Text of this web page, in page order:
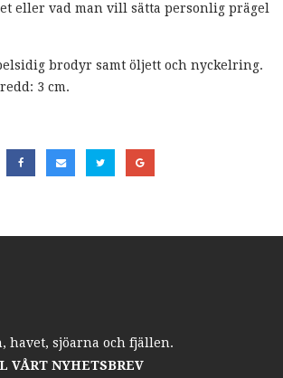
eller vad man vill sätta personlig prägel
brodyr samt öljett och nyckelring.
3 cm.
havet, sjöarna och fjällen.
VÅRT NYHETSBREV